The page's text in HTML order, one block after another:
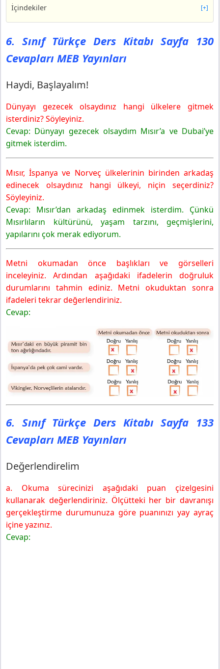
İçindekiler [+]
6. Sınıf Türkçe Ders Kitabı Sayfa 130 Cevapları MEB
Yayınları
Haydi, Başlayalım!
6. Sınıf Türkçe Ders Kitabı Sayfa 133 Cevapları MEB
Değerlendirelim
6. Sınıf Türkçe Ders Kitabı Sayfa 134 Cevapları MEB
Yayınları
2. Anlayalım
3. Anlayalım
4. Anlayalım
6. Sınıf Türkçe Ders Kitabı Sayfa 136 Cevapları MEB
Yayınları
5. Anlayalım
6. Sınıf Türkçe Ders Kitabı Sayfa 137 Cevapları MEB
Yayınları
1. Anlatalım
6. Sınıf Türkçe Ders Kitabı Sayfa 138 Cevapları MEB
Yayınları
2. Anlatalım
3. Anlatalım
6. Sınıf Türkçe Ders Kitabı Sayfa 139 Cevapları MEB
6. Sınıf Türkçe Ders Kitabı Sayfa 140 Cevapları MEB
Yayınları
5. Anlatalım
6. Sınıf Türkçe Ders Kitabı Sayfa 141 Cevapları MEB
Yayınları
6. Anlatalım
6. Sınıf Türkçe Ders Kitabı Sayfa 142-143 Cevapları
MEB Yayınları
6. Sınıf Türkçe Ders Kitabı Sayfa 130
Cevapları MEB Yayınları
Haydi, Başlayalım!
Dünyayı gezecek olsaydınız hangi ülkelere gitmek
isterdiniz? Söyleyiniz.
Cevap: Dünyayı gezecek olsaydım Mısır’a ve Dubai’ye
gitmek isterdim.
Mısır, İspanya ve Norveç ülkelerinin birinden arkadaş
edinecek olsaydınız hangi ülkeyi, niçin seçerdiniz?
Söyleyiniz.
Cevap: Mısır’dan arkadaş edinmek isterdim. Çünkü
Mısırlıların kültürünü, yaşam tarzını, geçmişlerini,
yapılarını çok merak ediyorum.
Metni okumadan önce başlıkları ve görselleri
inceleyiniz. Ardından aşağıdaki ifadelerin doğruluk
durumlarını tahmin ediniz. Metni okuduktan sonra
ifadeleri tekrar değerlendiriniz.
Cevap:
6. Sınıf Türkçe Ders Kitabı Sayfa 133
Cevapları MEB Yayınları
Değerlendirelim
a. Okuma sürecinizi aşağıdaki puan çizelgesini
kullanarak değerlendiriniz. Ölçütteki her bir davranışı
gerçekleştirme durumunuza göre puanınızı yay ayraç
içine yazınız.
Cevap: